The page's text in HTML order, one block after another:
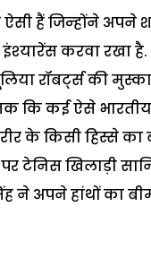
ऐसी हैं जिन्‍होंने
करवा रखा है.
रॉबर्ट्स की
कि कई ऐसे
के किसी हिस्‍से का
टेनिस खिलाड़ी
ने अपने हांथों का